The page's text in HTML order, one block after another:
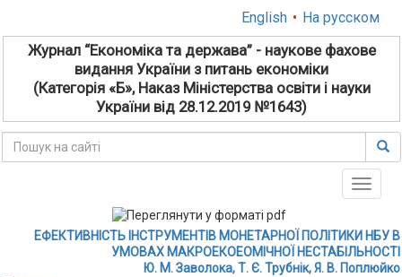
English • На русском
Журнал “Економіка та держава” - наукове фахове
видання України з питань економіки
(Категорія «Б», Наказ Міністерства освіти і науки
України від 28.12.2019 №1643)
Toggle
ЕФЕКТИВНІСТЬ ІНСТРУМЕНТІВ МОНЕТАРНОЇ ПОЛІТИКИ НБУ В
УМОВАХ МАКРОЕКОЕОМІЧНОЇ НЕСТАБІЛЬНОСТІ
Ю. М. Заволока, Т. Є. Трубнік, Я. В. Поплюйко